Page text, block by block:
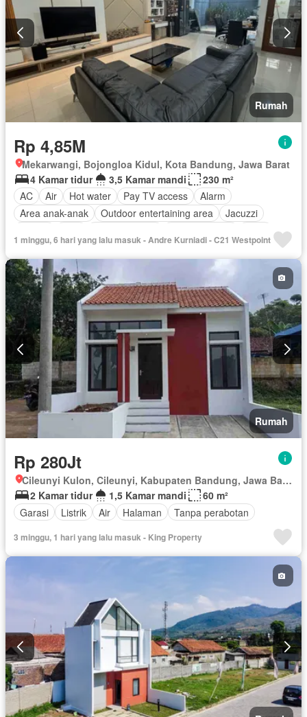
Rumah
Rp 4,85M
Mekarwangi, Bojongloa Kidul, Kota Bandung, Jawa Barat
4 Kamar tidur
3,5 Kamar mandi
230 m²
AC
Air Hot water Pay TV access
Alarm
Area anak-anak
Outdoor entertaining area
Jacuzzi
Gym
Interkom Internet Ruang kantor
Keamanan
Keamanan 24 jam
Listrik
Fully fenced
Secure parking
Rumah jaga Ruang layanan
Taman
Taman atap Tangki air Telephone
Televisi
Garasi
Panggang Teras Halaman
Wifi
Berperabot lengkap
1 minggu, 6 hari yang lalu masuk - Andre Kurniadi - C21 Westpoint
Rumah
Rp 280Jt
Cileunyi Kulon, Cileunyi, Kabupaten Bandung, Jawa Barat
2 Kamar tidur
1,5 Kamar mandi
60 m²
Garasi
Listrik Air Halaman Tanpa perabotan
3 minggu, 1 hari yang lalu masuk - King Property